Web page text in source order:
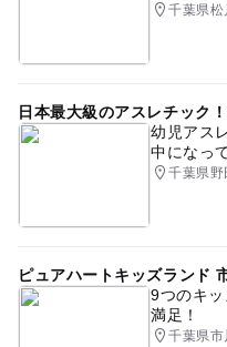
千葉県松
日本最大級のアスレチック
幼児アス
中になっ
千葉県野
ピュアハートキッズランド
9つのキ
満足！
千葉県市